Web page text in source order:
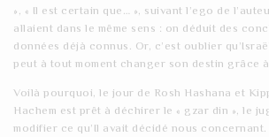
», « Il est certain que… », suivant l’ego de
allaient dans le même sens : on déduit des
données déjà connus. Or, c’est oublier
peut à tout moment changer son destin grâce
Voilà pourquoi, le jour de Rosh Hashana et
Hachem est prêt à déchirer le « gzar din », le
modifier ce qu’Il avait décidé nous concernant.